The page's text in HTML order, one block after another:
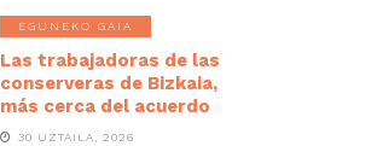
EGUNEKO GAIA
Las trabajadoras de las
conserveras de Bizkaia,
más cerca del acuerdo
30 UZTAILA, 2026